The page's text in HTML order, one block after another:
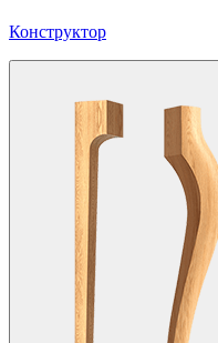
Конструктор